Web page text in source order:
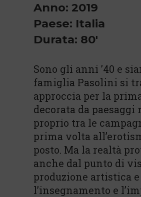
Anno: 2019
Paese: Italia
Durata: 80'
Sono gli anni ’40 e
famiglia Pasolini si
approccia per la
decorata da
proprio tra le
prima volta
posto. Ma la realtà
anche dal punto di
produzione artistica e
l’insegnamento e